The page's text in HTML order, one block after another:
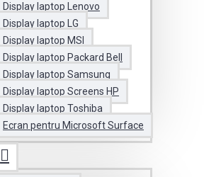
Display laptop Lenovo
Display laptop LG
Display laptop MSI
Display laptop Packard Bell
Display laptop Samsung
Display laptop Screens HP
Display laptop Toshiba
Ecran pentru Microsoft Surface